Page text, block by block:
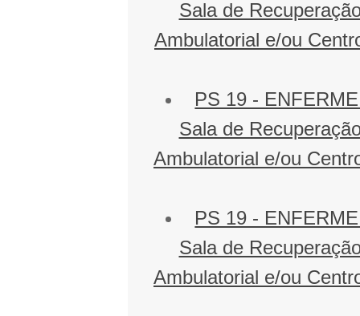
Sala de
Ambulatorial e/ou
PS 19 -
Sala de
Ambulatorial e/ou
PS 19 -
Sala de
Ambulatorial e/ou